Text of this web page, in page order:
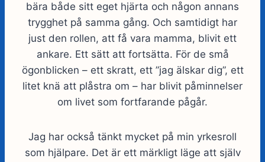
bära både sitt eget hjärta och någon annans
trygghet på samma gång. Och samtidigt har
just den rollen, att få vara mamma, blivit ett
ankare. Ett sätt att fortsätta. För de små
ögonblicken – ett skratt, ett ”jag älskar dig”, ett
litet knä att plåstra om – har blivit påminnelser
om livet som fortfarande pågår.
Jag har också tänkt mycket på min yrkesroll
som hjälpare. Det är ett märkligt läge att själv